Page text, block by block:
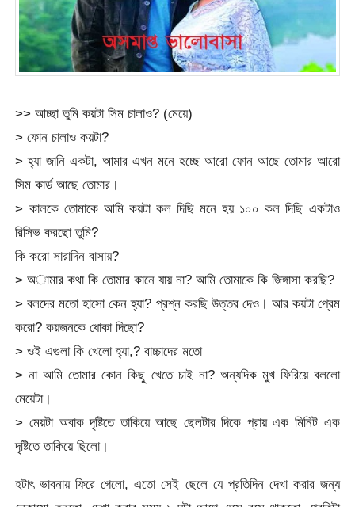
>> আচ্ছা তুমি কয়টা সিম চালাও? (মেয়ে)
> ফোন চালাও কয়টা?
> হ্যা জানি একটা, আমার এখন মনে হচ্ছে আরো ফোন আছে তোমার আরো
সিম কার্ড আছে তোমার।
> কালকে তোমাকে আমি কয়টা কল দিছি মনে হয় ১০০ কল দিছি একটাও
রিসিভ করছো তুমি?
কি করো সারাদিন বাসায়?
> অামার কথা কি তোমার কানে যায় না? আমি তোমাকে কি জিঙ্গাসা করছি?
> বলদের মতো হাসো কেন হ্যা? প্রশ্ন করছি উত্তর দেও। আর কয়টা প্রেম
করো? কয়জনকে ধোকা দিছো?
> ওই এগুলা কি খেলো হ্যা,? বাচ্চাদের মতো
> না আমি তোমার কোন কিছু খেতে চাই না? অন্যদিক মুখ ফিরিয়ে বললো
মেয়েটা।
> মেয়টা অবাক দৃষ্টিতে তাকিয়ে আছে ছেলটার দিকে প্রায় এক মিনিট এক
দৃষ্টিতে তাকিয়ে ছিলো।
হটাৎ ভাবনায় ফিরে গেলো, এতো সেই ছেলে যে প্রতিদিন দেখা করার জন্য